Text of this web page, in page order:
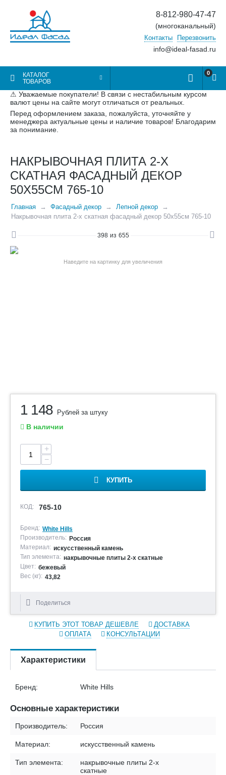
8-812-980-47-47
(многоканальный)
Контакты Перезвонить
info@ideal-fasad.ru
КАТАЛОГ
ТОВАРОВ
0
⚠ Уважаемые покупатели! В связи с нестабильным курсом
валют цены на сайте могут отличаться от реальных.
Перед оформлением заказа, пожалуйста, уточняйте у
менеджера актуальные цены и наличие товаров! Благодарим
за понимание.
НАКРЫВОЧНАЯ ПЛИТА 2-Х
СКАТНАЯ ФАСАДНЫЙ ДЕКОР
50Х55СМ 765-10
Главная Фасадный декор
Лепной декор
Накрывочная плита 2-х скатная фасадный декор 50х55см 765-10
398 из 655
Наведите на картинку для увеличения
1 148 Рублей за штуку
В наличии
+
−
КУПИТЬ
КОД: 765-10
Бренд: White Hills
Производитель: Россия
Материал: искусственный камень
Тип элемента: накрывочные плиты 2-х скатные
Цвет: бежевый
Вес (кг): 43,82
Поделиться
КУПИТЬ ЭТОТ ТОВАР ДЕШЕВЛЕ
ДОСТАВКА
ОПЛАТА
КОНСУЛЬТАЦИИ
Характеристики
Бренд: White Hills
Основные характеристики
Производитель: Россия
Материал: искусственный камень
Тип элемента:
накрывочные плиты 2-х
скатные